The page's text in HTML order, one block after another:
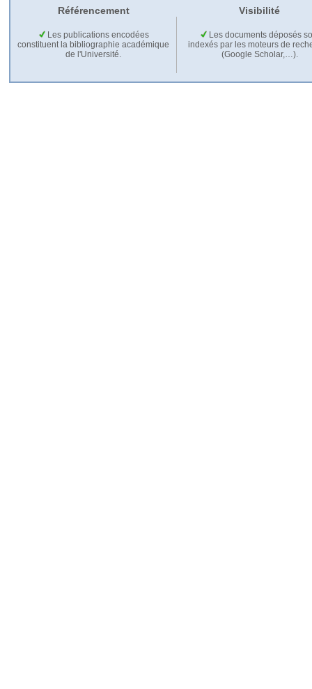
Référencement Visibilité
Les publications encodées
constituent la bibliographie académique
de l'Université.
Les documents déposés
indexés par les moteurs de
(Google Scholar,…).